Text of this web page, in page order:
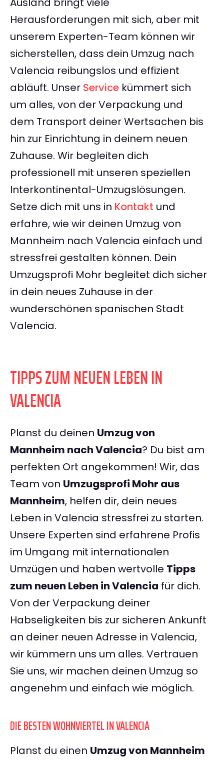
Herausforderungen mit sich, aber mit
unserem Experten-Team können wir
sicherstellen, dass dein Umzug nach
Valencia reibungslos und effizient
abläuft. Unser Service kümmert sich
um alles, von der Verpackung und
dem Transport deiner Wertsachen bis
hin zur Einrichtung in deinem neuen
Zuhause. Wir begleiten dich
professionell mit unseren speziellen
Interkontinental-Umzugslösungen.
Setze dich mit uns in Kontakt und
erfahre, wie wir deinen Umzug von
Mannheim nach Valencia einfach und
stressfrei gestalten können. Dein
Umzugsprofi Mohr begleitet dich sicher
in dein neues Zuhause in der
wunderschönen spanischen Stadt
Valencia.
TIPPS ZUM NEUEN LEBEN IN
VALENCIA
Planst du deinen Umzug von
Mannheim nach Valencia? Du bist am
perfekten Ort angekommen! Wir, das
Team von Umzugsprofi Mohr aus
Mannheim, helfen dir, dein neues
Leben in Valencia stressfrei zu starten.
Unsere Experten sind erfahrene Profis
im Umgang mit internationalen
Umzügen und haben wertvolle Tipps
zum neuen Leben in Valencia für dich.
Von der Verpackung deiner
Habseligkeiten bis zur sicheren Ankunft
an deiner neuen Adresse in Valencia,
wir kümmern uns um alles. Vertrauen
Sie uns, wir machen deinen Umzug so
angenehm und einfach wie möglich.
DIE BESTEN WOHNVIERTEL IN VALENCIA
Planst du einen Umzug von Mannheim